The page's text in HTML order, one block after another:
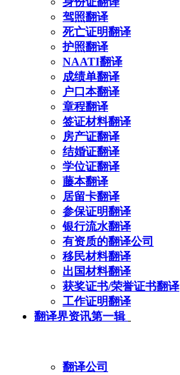
驾照翻译
死亡证明翻译
护照翻译
NAATI翻译
成绩单翻译
户口本翻译
章程翻译
签证材料翻译
房产证翻译
结婚证翻译
学位证翻译
藤本翻译
居留卡翻译
参保证明翻译
银行流水翻译
有资质的翻译公司
移民材料翻译
出国材料翻译
获奖证书/荣誉证书翻译
工作证明翻译
翻译界资讯第一辑
翻译公司